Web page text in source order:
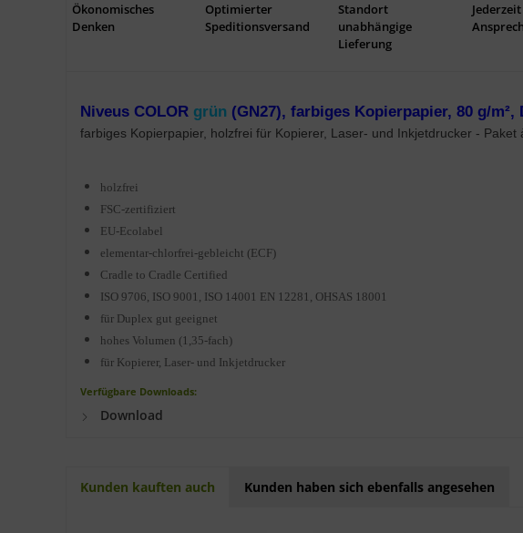
Ökonomisches
Denken
Optimierter
Speditionsversand
Standort
unabhängige
Lieferung
Niveus COLOR grün (GN27), farbiges Kopierpapier, 80 g/m²,
farbiges Kopierpapier, holzfrei für Kopierer, Laser- und Inkjetdrucker - Paket
holzfrei
FSC-zertifiziert
EU-Ecolabel
elementar-chlorfrei-gebleicht (ECF)
Cradle to Cradle Certified
ISO 9706, ISO 9001, ISO 14001 EN 12281, OHSAS 18001
für Duplex gut geeignet
hohes Volumen (1,35-fach)
für Kopierer, Laser- und Inkjetdrucker
Verfügbare Downloads:
Download
Kunden kauften auch Kunden haben sich ebenfalls angesehen